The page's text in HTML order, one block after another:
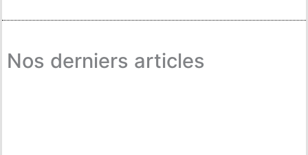
Nos derniers articles